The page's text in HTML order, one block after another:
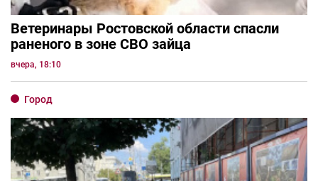
Ветеринары Ростовской области спасли
раненого в зоне СВО зайца
вчера, 18:10
Город